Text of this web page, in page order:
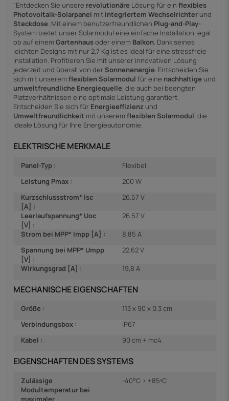
"Entdecken Sie unsere revolutionäre Lösung für ein flexibles
Photovoltaik-Solarpanel mit integriertem Wechselrichter und
Steckdose. Mit einem benutzerfreundlichen Plug-and-Play-
System bietet unser Solarmodul eine einfache Installation, egal
ob auf einem Gartenhausoder einem Balkon. Dank seines
leichten Designs mit nur 2,7 Kg ist es ideal für eine stressfreie
Installation. Profitieren Sie mit unserer innovativen Lösung
jederzeit und überall von derSonnenenergie. Entscheiden Sie
sich mit unserem flexiblen Solarmodul für eine nachhaltige und
umweltfreundliche Energiequelle, die auch bei beengten
Platzverhältnissen eine optimale Leistung garantiert.
Entscheiden Sie sich für Energieeffizienz und
Umweltfreundlichkeit mit unserem flexiblen Solarmodul, die
ideale Lösung für Ihre Energieautonomie.
ELEKTRISCHE MERKMALE
Panel-Typ :
Flexibel
Leistung Pmax :
200 W
Kurzschlussstrom* Isc
[A] :
26.57 V
Leerlaufspannung* Uoc
[V] :
26.57 V
Strom bei MPP* Impp [A] :
8,85 A
Spannung bei MPP* Umpp
[V] :
22,62 V
Wirkungsgrad [A] :
19,8 A
MECHANISCHE EIGENSCHAFTEN
Größe :
113 x 90 x 0,3 cm
Verbindungsbox :
IP67
Kabel :
90 cm + mc4
EIGENSCHAFTEN DES SYSTEMS
Zulässige
Modultemperatur bei
maximaler
-40°C > +85ºC